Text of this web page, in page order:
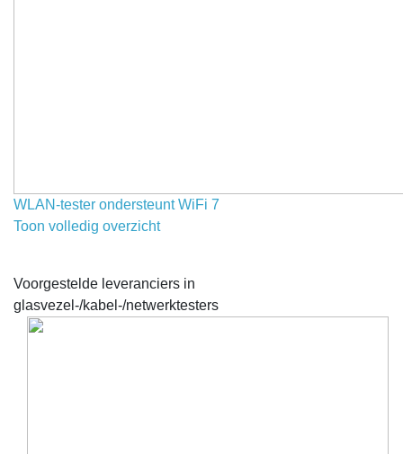
WLAN-tester ondersteunt WiFi 7
Toon volledig overzicht
Voorgestelde leveranciers in
glasvezel-/kabel-/netwerktesters